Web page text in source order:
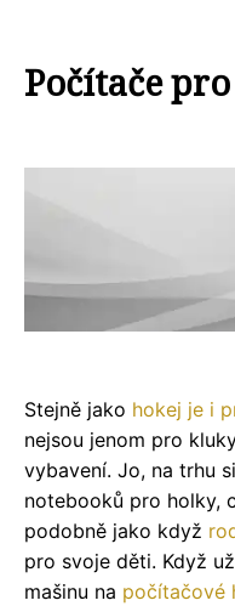
Počítače
Stejně jako hokej je i
nejsou jenom pro
vybavení. Jo, na trhu
notebooků pro holky,
podobně jako když
pro svoje děti. Když
mašinu na počítačové